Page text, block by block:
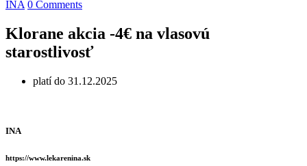
INA 0 Comments
Klorane akcia -4€ na vlasovú
starostlivosť
platí do 31.12.2025
INA
https://www.lekarenina.sk